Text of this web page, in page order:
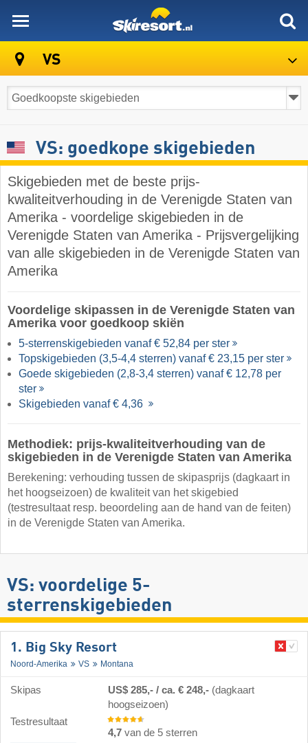
VS
VS: goedkope skigebieden
Skigebieden met de beste prijs-
kwaliteitverhouding in de Verenigde Staten van
Amerika - voordelige skigebieden in de
Verenigde Staten van Amerika - Prijsvergelijking
van alle skigebieden in de Verenigde Staten van
Amerika
Voordelige skipassen in de Verenigde Staten van
Amerika voor goedkoop skiën
5-sterrenskigebieden vanaf € 52,84 per ster
Topskigebieden (3,5-4,4 sterren) vanaf € 23,15 per ster
Goede skigebieden (2,8-3,4 sterren) vanaf € 12,78 per
ster
Skigebieden vanaf € 4,36
Methodiek: prijs-kwaliteitverhouding van de
skigebieden in de Verenigde Staten van Amerika
Berekening: verhouding tussen de skipasprijs (dagkaart in
het hoogseizoen) de kwaliteit van het skigebied
(testresultaat resp. beoordeling aan de hand van de feiten)
in de Verenigde Staten van Amerika.
VS: voordelige 5-
sterrenskigebieden
1. Big Sky Resort
Noord-Amerika VS Montana
Skipas US$ 285,- / ca. € 248,- (dagkaart
hoogseizoen)
Testresultaat
4,7 van de 5 sterren